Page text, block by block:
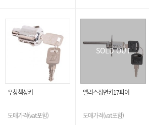
우창책상키
도매가격(vat포함)
SOLD OUT
엘리스정면키17파이
도매가격(vat포함)